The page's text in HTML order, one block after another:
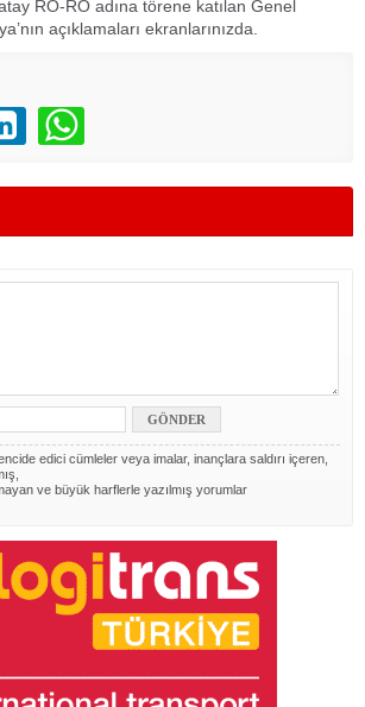
RO-RO adına törene katılan Genel
açıklamaları ekranlarınızda.
edici cümleler veya imalar, inançlara saldırı içeren,
ve büyük harflerle yazılmış yorumlar